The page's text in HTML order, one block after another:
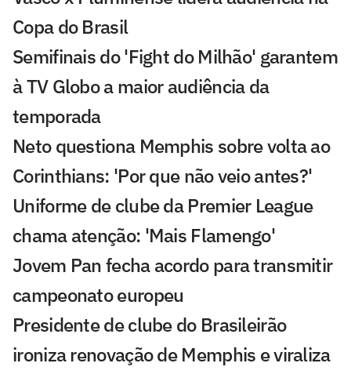
Copa do Brasil
Semifinais do 'Fight do Milhão' garantem
à TV Globo a maior audiência da
temporada
Neto questiona Memphis sobre volta ao
Corinthians: 'Por que não veio antes?'
Uniforme de clube da Premier League
chama atenção: 'Mais Flamengo'
Jovem Pan fecha acordo para transmitir
campeonato europeu
Presidente de clube do Brasileirão
ironiza renovação de Memphis e viraliza